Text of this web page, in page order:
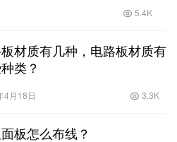
5.4K
材质有几种，电路板材质有
类？
4月18日 3.3K
板怎么布线？